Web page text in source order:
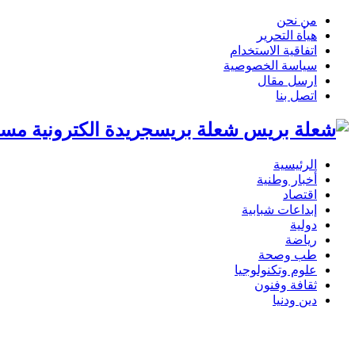
من نحن
هيأة التحرير
اتفاقية الاستخدام
سياسة الخصوصية
ارسل مقال
اتصل بنا
شعلة بريسجريدة الكترونية
الرئيسية
أخبار وطنية
اقتصاد
إبداعات شبابية
دولية
رياضة
طب وصحة
علوم وتكنولوجيا
ثقافة وفنون
دين ودنيا